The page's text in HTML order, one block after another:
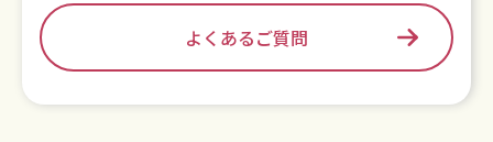
よくあるご質問